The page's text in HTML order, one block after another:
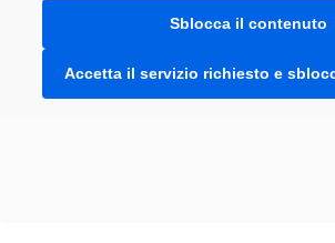
Sblocca il contenuto
Accetta il servizio richiesto e